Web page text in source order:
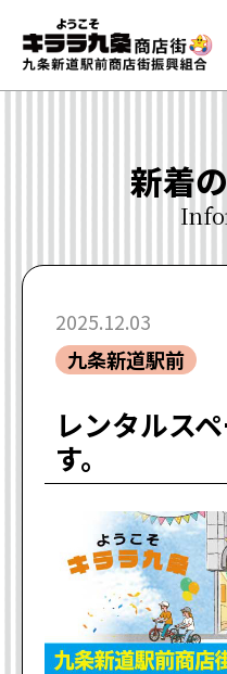
新着
2025.12.03
九条新道駅前
レンタルス
す。